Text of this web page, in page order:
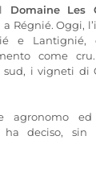
Domaine Les
Régnié. Oggi,
e Lantignié,
come
sud, i vigneti di
agronomo
ha deciso, sin
la tenuta è